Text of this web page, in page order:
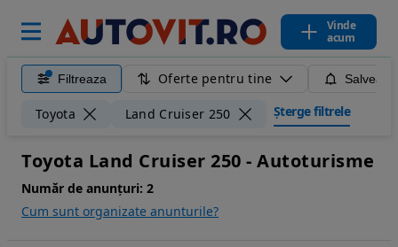
Vinde
acum
Filtreaza Oferte pentru tine
Toyota Land Cruiser 250 Șterge filtrele
Toyota Land Cruiser 250 - Autoturisme
Număr de anunțuri: 2
Cum sunt organizate anunturile?